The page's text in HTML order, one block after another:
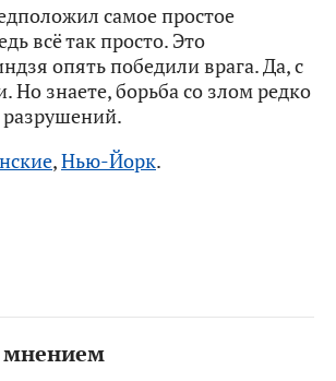
самое простое
всё так просто. Это
опять победили врага. Да, с
Но знаете, борьба со злом редко
разрушений.
,Нью-Йорк.
мнением